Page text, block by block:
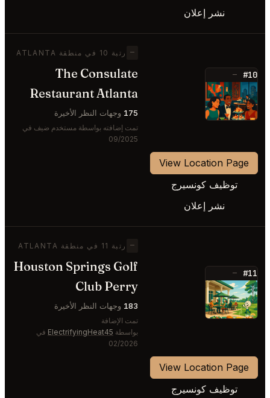
نشر إعلان
#10
—
⭐
— رتبة 10 في منطقة ATLANTA
The Consulate
Restaurant Atlanta
175 وجهات النظر الأخيرة
تمت إضافته بواسطة مستخدم ضيف في
09/2025
View Location Page
توظيف كونسيرج
نشر إعلان
#11
—
⭐
— رتبة 11 في منطقة ATLANTA
Houston Springs Golf
Club Perry
183 وجهات النظر الأخيرة
تمت الإضافة
بواسطة ElectrifyingHeat45 في
02/2026
View Location Page
توظيف كونسيرج